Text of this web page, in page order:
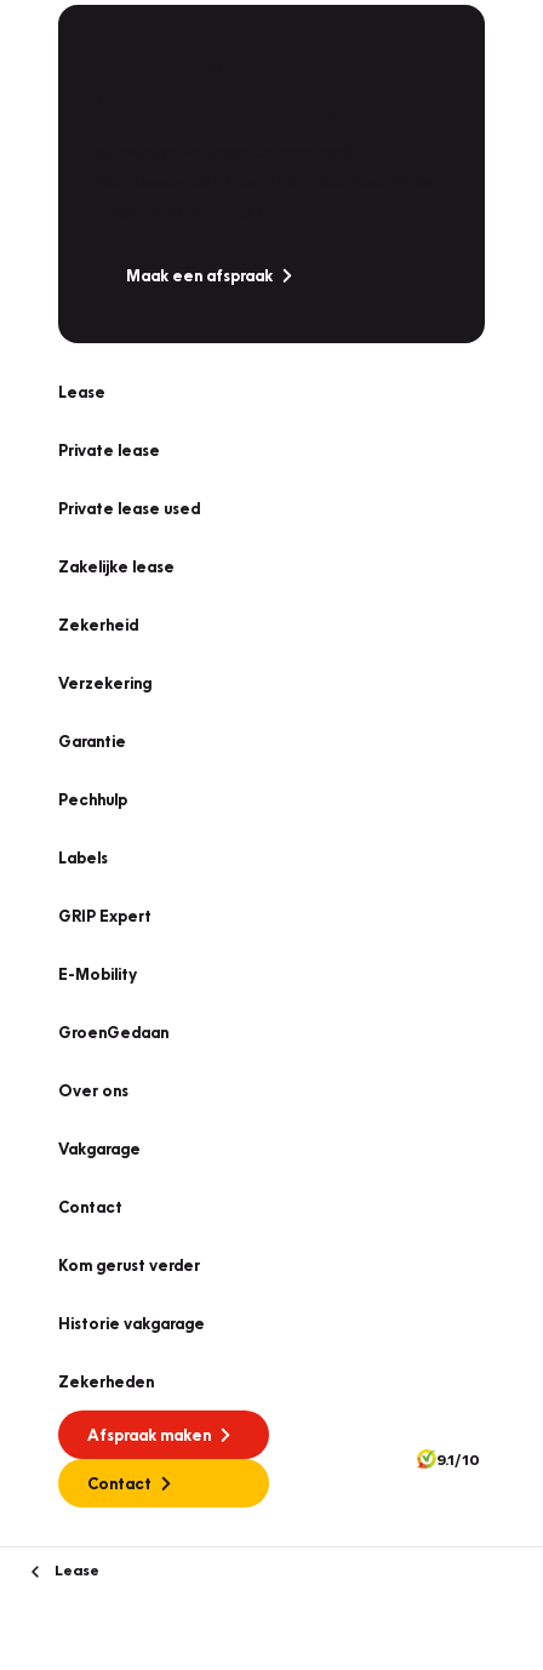
Maak een afspraak
Lease
Private lease
Private lease used
Zakelijke lease
Zekerheid
Verzekering
Garantie
Pechhulp
Labels
GRIP Expert
E-Mobility
GroenGedaan
Over ons
Vakgarage
Contact
Kom gerust verder
Historie vakgarage
Zekerheden
Afspraak maken
Contact
9.1/10
Lease